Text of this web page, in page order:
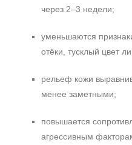
через 2–3 недели;
уменьшаются
отёки, тусклый цвет
рельеф кожи
менее заметными;
повышается
агрессивным